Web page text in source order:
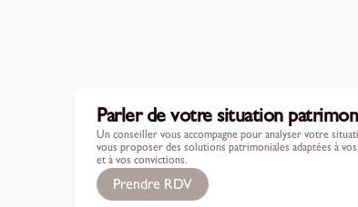
Parler de votre situation
Un conseiller vous accompagne pour analyser votre
vous proposer des solutions patrimoniales adaptées à
et à vos convictions.
Prendre RDV